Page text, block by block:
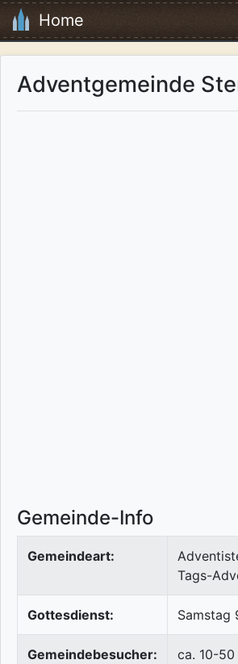
Home
Adventgemeinde
Gemeinde-Info
Gemeindeart:
Tags-
Gottesdienst: Samstag
Gemeindebesucher: ca. 10-50